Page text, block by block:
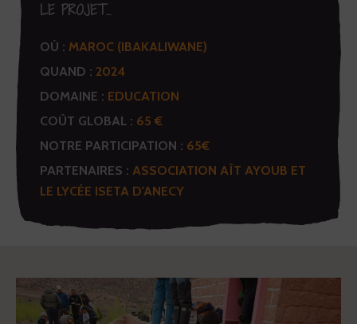
LE PROJET...
OÙ : MAROC (IBAKALIWANE)
QUAND : 2024
DOMAINE : EDUCATION
COÛT GLOBAL : 65 €
NOTRE PARTICIPATION : 65€
PARTENAIRES : ASSOCIATION AÎT AYOUB ET
LE LYCÉE ISETA D'ANECY